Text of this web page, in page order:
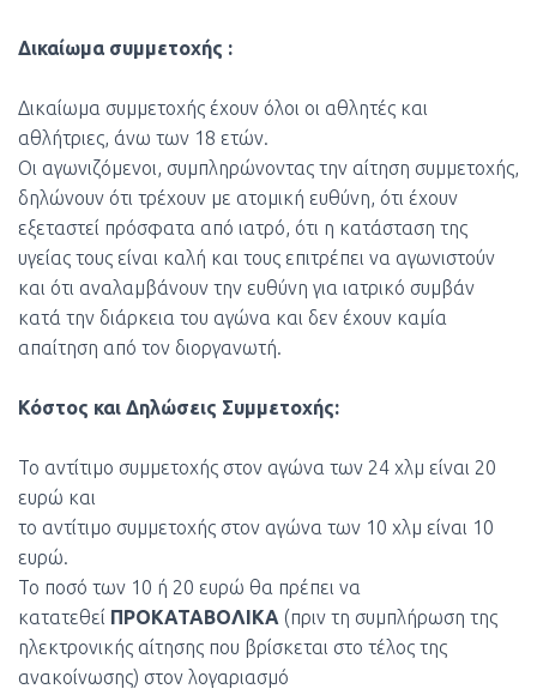
Δικαίωμα συμμετοχής :
Δικαίωμα συμμετοχής έχουν όλοι οι αθλητές και
αθλήτριες, άνω των 18 ετών.
Οι αγωνιζόμενοι, συμπληρώνοντας την αίτηση συμμετοχής,
δηλώνουν ότι τρέχουν με ατομική ευθύνη, ότι έχουν
εξεταστεί πρόσφατα από ιατρό, ότι η κατάσταση της
υγείας τους είναι καλή και τους επιτρέπει να αγωνιστούν
και ότι αναλαμβάνουν την ευθύνη για ιατρικό συμβάν
κατά την διάρκεια του αγώνα και δεν έχουν καμία
απαίτηση από τον διοργανωτή.
Κόστος και Δηλώσεις Συμμετοχής:
Το αντίτιμο συμμετοχής στον αγώνα των 24 χλμ είναι 20
ευρώ και
το αντίτιμο συμμετοχής στον αγώνα των 10 χλμ είναι 10
ευρώ.
Το ποσό των 10 ή 20 ευρώ θα πρέπει να
κατατεθεί ΠΡΟΚΑΤΑΒΟΛΙΚΑ (πριν τη συμπλήρωση της
ηλεκτρονικής αίτησης που βρίσκεται στο τέλος της
ανακοίνωσης) στον λογαριασμό